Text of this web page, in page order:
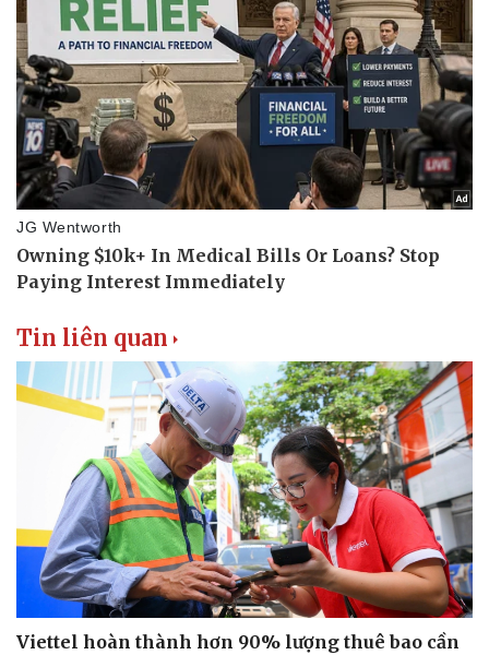
Tin liên quan
Viettel hoàn thành hơn 90% lượng thuê bao cần